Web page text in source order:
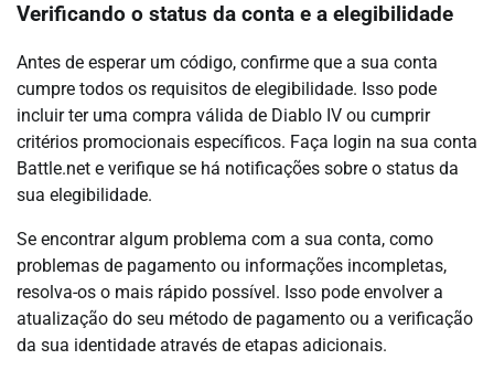
Verificando o status da conta e a elegibilidade
Antes de esperar um código, confirme que a sua conta
cumpre todos os requisitos de elegibilidade. Isso pode
incluir ter uma compra válida de Diablo IV ou cumprir
critérios promocionais específicos. Faça login na sua conta
Battle.net e verifique se há notificações sobre o status da
sua elegibilidade.
Se encontrar algum problema com a sua conta, como
problemas de pagamento ou informações incompletas,
resolva-os o mais rápido possível. Isso pode envolver a
atualização do seu método de pagamento ou a verificação
da sua identidade através de etapas adicionais.